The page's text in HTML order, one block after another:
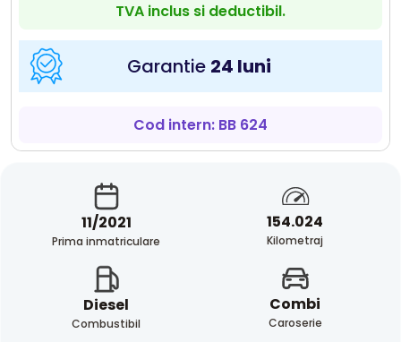
TVA inclus si deductibil.
Garantie 24 luni
Cod intern: BB 624
11/2021
Prima inmatriculare
154.024
Kilometraj
Diesel
Combustibil
Combi
Caroserie